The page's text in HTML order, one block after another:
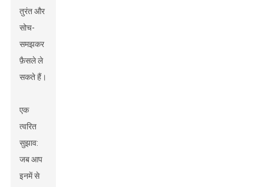
तुरंत और
सोच-
समझकर
फ़ैसले ले
सकते हैं।
एक
त्वरित
सुझाव:
जब आप
इनमें से